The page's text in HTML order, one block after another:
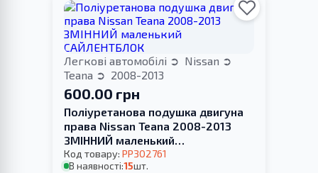
Легкові автомобілі
Nissan
Teana
2008-2013
600.00 грн
Поліуретанова подушка двигуна
права Nissan Teana 2008-2013
ЗМІННИЙ маленький
САЙЛЕНТБЛОК
Код товару: PP302761
В наявності:15шт.